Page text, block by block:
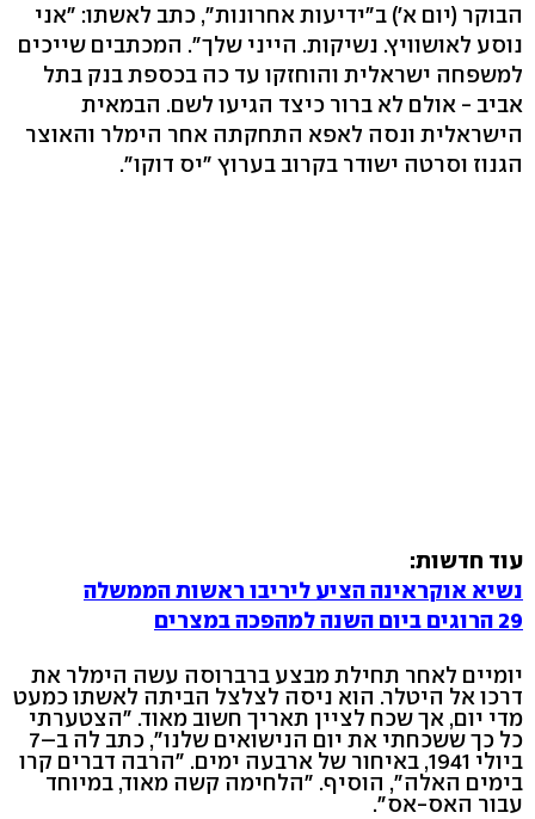
הבוקר (יום א') ב"ידיעות אחרונות", כתב לאשתו: "אני
נוסע לאושוויץ. נשיקות. הייני שלך". המכתבים שייכים
למשפחה ישראלית והוחזקו עד כה בכספת בנק בתל
אביב - אולם לא ברור כיצד הגיעו לשם. הבמאית
הישראלית ונסה לאפא התחקתה אחר הימלר והאוצר
הגנוז וסרטה ישודר בקרוב בערוץ "יס דוקו".
עוד חדשות:
נשיא אוקראינה הציע ליריבו ראשות הממשלה
29 הרוגים ביום השנה למהפכה במצרים
יומיים לאחר תחילת מבצע ברברוסה עשה הימלר את
דרכו אל היטלר. הוא ניסה לצלצל הביתה לאשתו כמעט
מדי יום, אך שכח לציין תאריך חשוב מאוד. "הצטערתי
כל כך ששכחתי את יום הנישואים שלנו", כתב לה ב–7
ביולי 1941, באיחור של ארבעה ימים. "הרבה דברים קרו
בימים האלה", הוסיף. "הלחימה קשה מאוד, במיוחד
עבור האס-אס".